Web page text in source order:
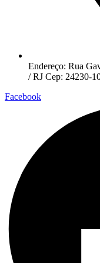
Endereço: Rua
/ RJ Cep: 24230-
Facebook